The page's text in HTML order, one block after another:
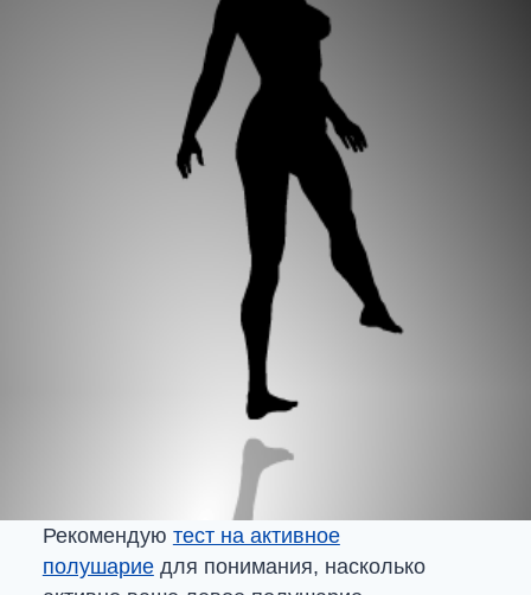
Рекомендую тест на активное
полушариедля понимания, насколько